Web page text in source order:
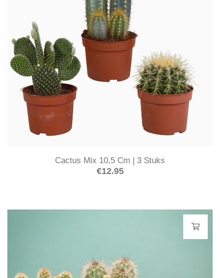
Cactus Mix 10,5 Cm | 3 Stuks
€12.95